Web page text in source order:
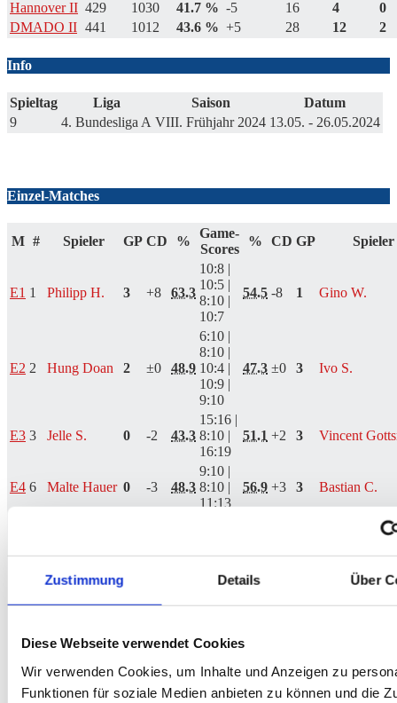
Zustimmung Details Über
Diese Webseite verwendet Cookies
Wir verwenden Cookies, um Inhalte und Anzeigen zu
Funktionen für soziale Medien anbieten zu können und die
Hannover II 429 1030 41.7 % -5 16 4
0
DMADO II 441 1012 43.6 % +5 28 12 2
Info
Spieltag Liga Saison
Datum
9
4. Bundesliga A VIII. Frühjahr 2024 13.05. - 26.05.2024
Einzel-Matches
M # Spieler GP CD %
Game-
Scores
% CD GP Spieler
E1 1 Philipp H. 3 +8 63.3
10:8 |
10:5 |
8:10 |
10:7
54.5 -8 1 Gino W.
E2 2 Hung Doan 2 ±0 48.9
6:10 |
8:10 |
10:4 |
10:9 |
9:10
47.3 ±0 3 Ivo S.
E3 3 Jelle S. 0 -2 43.3
15:16 |
8:10 |
16:19
51.1 +2 3 Vincent
E4 6 Malte Hauer 0 -3 48.3
9:10 |
8:10 |
11:13
56.9 +3 3 Bastian C.
10:7
8:10 |
13:10 |
10:6 |
8:10 |
8:10
9:10 |